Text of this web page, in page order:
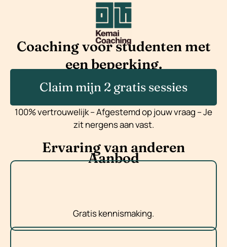
Coaching voor studenten met
een beperking.
Claim mijn 2 gratis sessies
100% vertrouwelijk – Afgestemd op jouw vraag – Je
zit nergens aan vast.
Ervaring van anderen
Aanbod
Gratis kennismaking.